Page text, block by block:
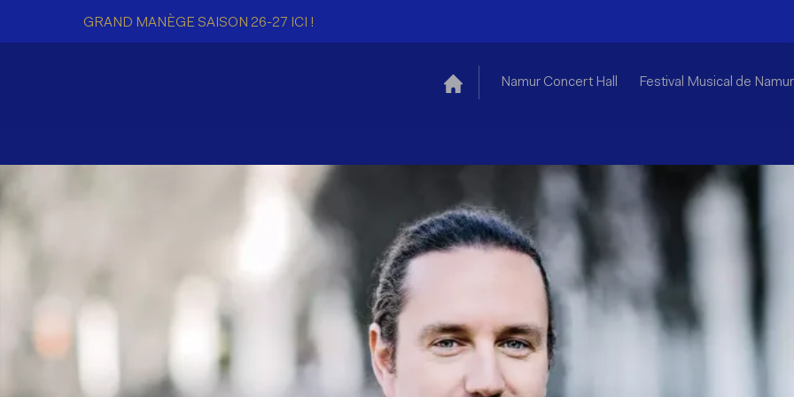
GRAND MANÈGE SAISON 26-27 ICI !
Namur Concert Hall Festival Musical de Namur